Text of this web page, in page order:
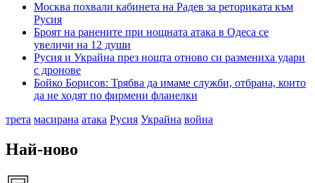
Москва похвали кабинета на Радев за реториката към
Русия
Броят на ранените при нощната атака в Одеса се
увеличи на 12 души
Русия и Украйна през нощта отново си размениха удари
с дронове
Бойко Борисов: Трябва да имаме служби, отбрана, които
да не ходят по фирмени фланелки
трета масирана атака Русия Украйна война
Най-ново